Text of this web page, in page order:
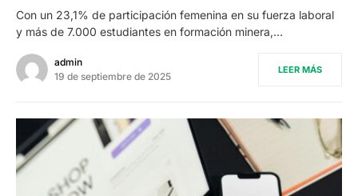
Con un 23,1% de participación femenina en su fuerza laboral
y más de 7.000 estudiantes en formación minera,…
admin
19 de septiembre de 2025
LEER MÁS